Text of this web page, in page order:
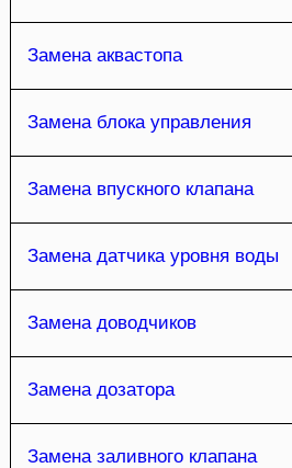
Замена аквастопа
Замена блока управления
Замена впускного клапана
Замена датчика уровня воды
Замена доводчиков
Замена дозатора
Замена заливного клапана